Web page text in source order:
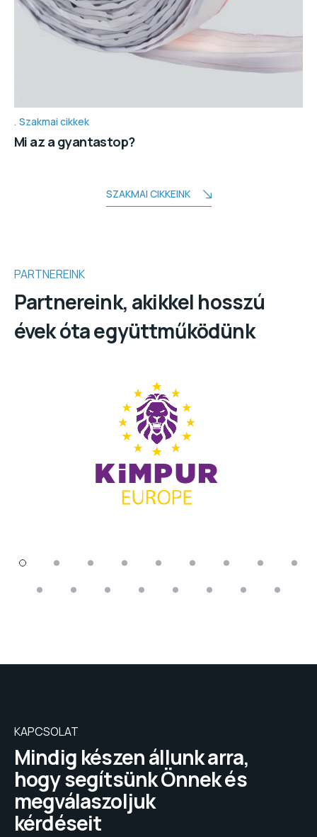
Szakmai cikkek
Mi az a gyantastop?
SZAKMAI CIKKEINK
PARTNEREINK
Partnereink, akikkel hosszú
évek óta együttműködünk
KAPCSOLAT
Mindig készen állunk arra,
hogy segítsünk Önnek és
megválaszoljuk
kérdéseit